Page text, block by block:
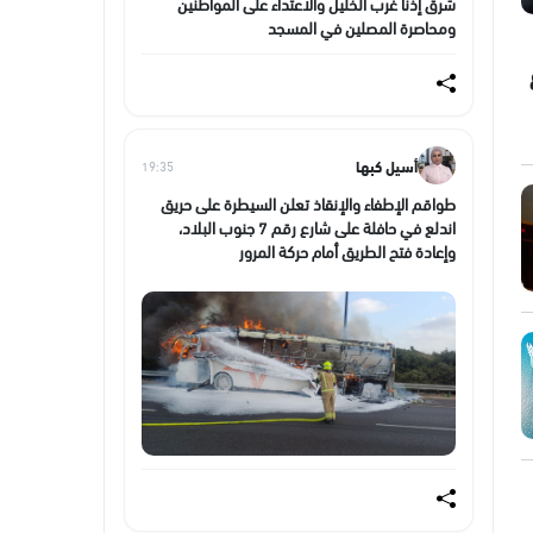
ومحاصرة المصلين في المسجد
أسيل كبها
طواقم الإطفاء والإنقاذ تعلن السيطرة على حريق
اندلع في حافلة على شارع رقم 7 جنوب البلاد،
وإعادة فتح الطريق أمام حركة المرور
19:35